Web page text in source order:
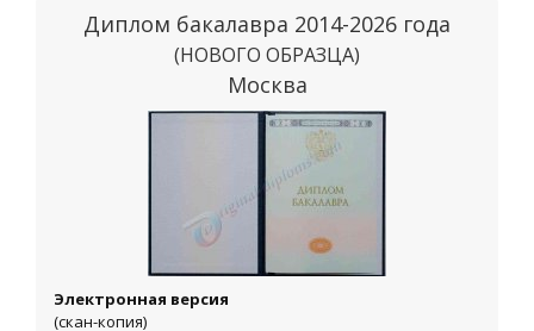
Диплом бакалавра 2014-2026 года
(НОВОГО ОБРАЗЦА)
Москва
Электронная версия
(скан-копия)